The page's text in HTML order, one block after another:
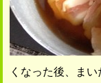
くなった後、まい